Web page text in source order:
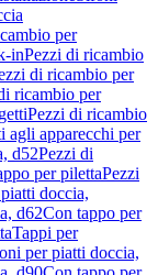
per
inPezzi di ricambio
di ricambio per
ricambio per
Pezzi di ricambio
agli apparecchi per
d52Pezzi di
per pilettaPezzi
doccia,
d62Con tappo per
Tappi per
per piatti doccia,